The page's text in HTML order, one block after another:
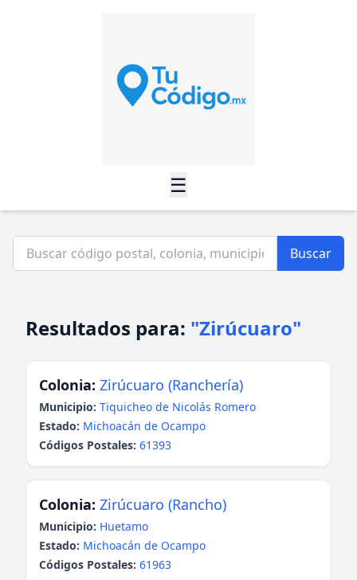
☰
Buscar
Resultados para: "Zirúcuaro"
Colonia: Zirúcuaro (Ranchería)
Municipio: Tiquicheo de Nicolás Romero
Estado: Michoacán de Ocampo
Códigos Postales: 61393
Colonia: Zirúcuaro (Rancho)
Municipio: Huetamo
Estado: Michoacán de Ocampo
Códigos Postales: 61963